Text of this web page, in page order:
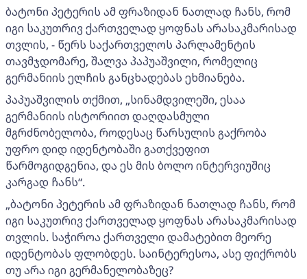
ბატონი პეტერის ამ ფრაზიდან ნათლად ჩანს, რომ
იგი საკუთრივ ქართველად ყოფნას არასაკმარისად
თვლის, - წერს საქართველოს პარლამენტის
თავმჯდომარე, შალვა პაპუაშვილი, რომელიც
გერმანიის ელჩის განცხადებას ეხმიანება.
პაპუაშვილის თქმით, „სინამდვილეში, ესაა
გერმანიის ისტორიით დაღდასმული
მგრძნობელობა, როდესაც წარსულის გაქრობა
უფრო დიდ იდენტობაში გათქვეფით
წარმოგიდგენია, და ეს მის ბოლო ინტერვიუშიც
კარგად ჩანს“.
„ბატონი პეტერის ამ ფრაზიდან ნათლად ჩანს, რომ
იგი საკუთრივ ქართველად ყოფნას არასაკმარისად
თვლის. საჭიროა ქართველი დამატებით მეორე
იდენტობას ფლობდეს. საინტერესოა, ასე ფიქრობს
თუ არა იგი გერმანელობაზეც?